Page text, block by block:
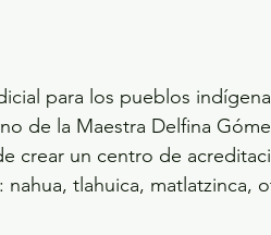
para los pueblos
de la Maestra Delfina
crear un centro de
tlahuica, matlatzinca,